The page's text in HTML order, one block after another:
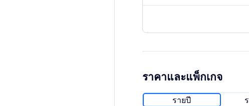
ราคาและแพ็กเกจ
รายปี